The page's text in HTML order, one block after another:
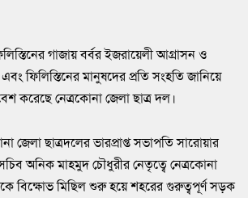
গাজায় বর্বর ইজরায়েলী আগ্রাসন ও
ফিলিস্তিনের মানুষদের প্রতি সংহতি জানিয়ে
করেছে নেত্রকোনা জেলা ছাত্র দল।
জেলা ছাত্রদলের ভারপ্রাপ্ত সভাপতি সারোয়ার
অনিক মাহমুদ চৌধুরীর নেতৃত্বে নেত্রকোনা
বিক্ষোভ মিছিল শুরু হয়ে শহরের গুরুত্বপূর্ণ সড়ক